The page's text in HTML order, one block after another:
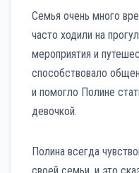
Семья очень много
часто ходили на
мероприятия и
способствовало
и помогло Полине
девочкой.
Полина всегда